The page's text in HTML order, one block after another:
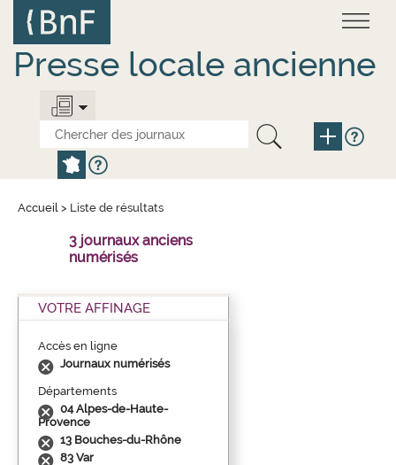
contenu
principal
Presse locale ancienne
Accueil > Liste de résultats
3 journaux anciens
numérisés
VOTRE AFFINAGE
Accès en ligne
Journaux numérisés
Départements
04 Alpes-de-Haute-
Provence
13 Bouches-du-Rhône
83 Var
Panneau de gestion des cookies